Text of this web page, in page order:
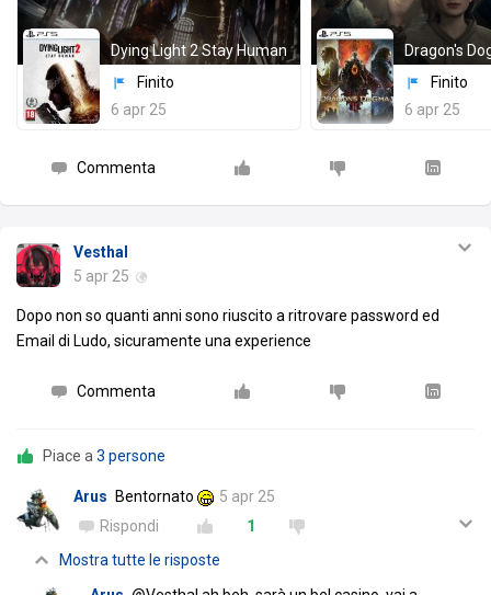
Dying Light 2 Stay Human
Finito
6 apr 25
Dragon's
Finito
6 apr 25
Commenta
Vesthal
5 apr 25
Dopo non so quanti anni sono riuscito a ritrovare password ed
Email di Ludo, sicuramente una experience
Commenta
Piace a 3 persone
Arus Bentornato
5 apr 25
Rispondi
1
Mostra tutte le risposte